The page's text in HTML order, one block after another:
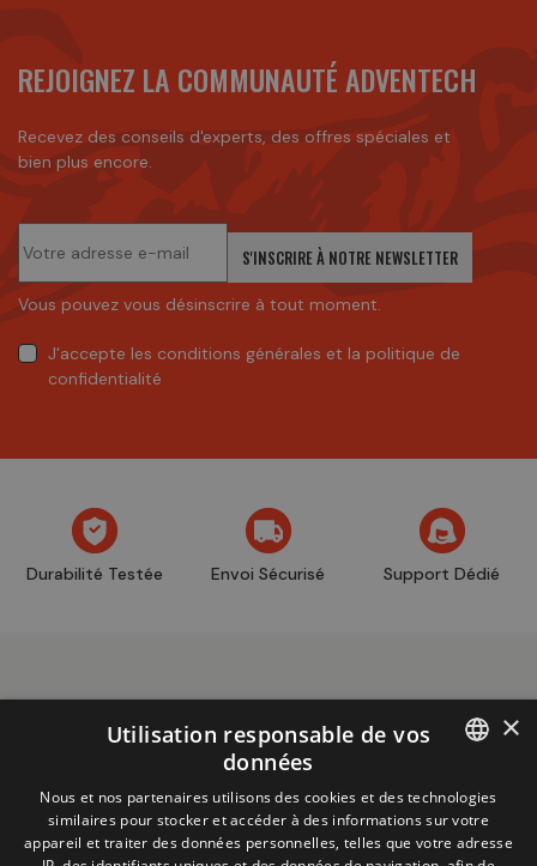
REJOIGNEZ LA COMMUNAUTÉ ADVENTECH
Recevez des conseils d'experts, des offres spéciales et
bien plus encore.
S'INSCRIRE À NOTRE NEWSLETTER
Vous pouvez vous désinscrire à tout moment.
J'accepte les conditions générales et la politique de
confidentialité
Durabilité Testée Envoi Sécurisé Support Dédié
boutique
+32 (0)2 704 93 20
store@adventech.be
Mercuriusstraat 24 - 1930 Zaventem
FRENCH
×
Utilisation responsable de vos
données
Nous et nos partenaires utilisons des cookies et des technologies
similaires pour stocker et accéder à des informations sur votre
appareil et traiter des données personnelles, telles que votre adresse